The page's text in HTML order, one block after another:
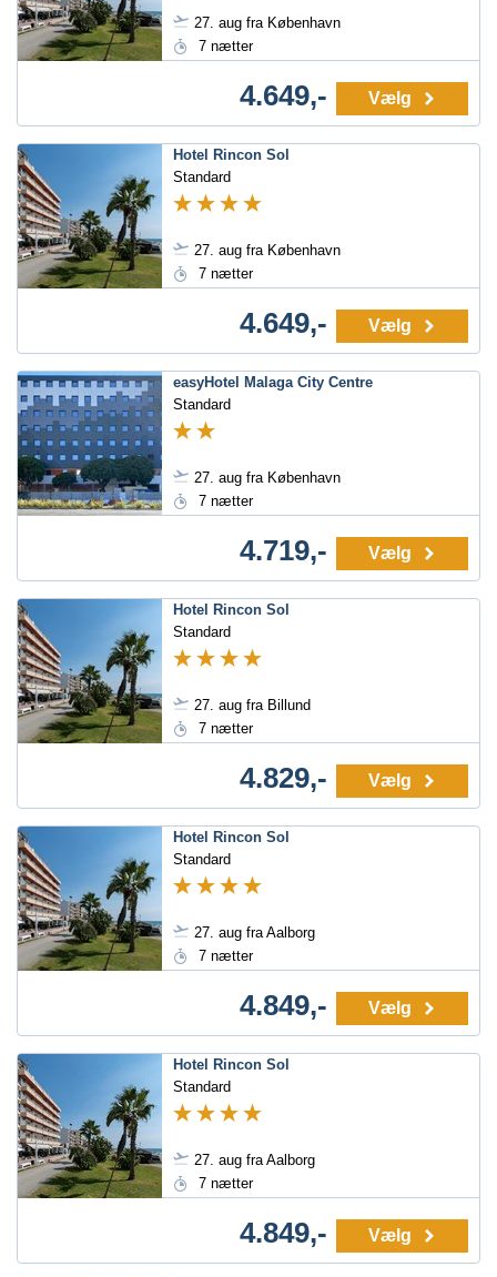
27. aug fra København
7 nætter
4.649,- Vælg
Hotel Rincon Sol
Standard
27. aug fra København
7 nætter
4.649,- Vælg
easyHotel Malaga City Centre
Standard
27. aug fra København
7 nætter
4.719,- Vælg
Hotel Rincon Sol
Standard
27. aug fra Billund
7 nætter
4.829,- Vælg
Hotel Rincon Sol
Standard
27. aug fra Aalborg
7 nætter
4.849,- Vælg
Hotel Rincon Sol
Standard
27. aug fra Aalborg
7 nætter
4.849,- Vælg